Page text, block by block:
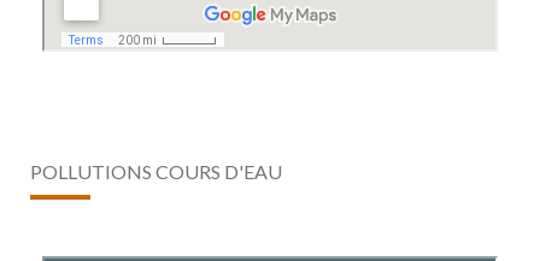
POLLUTIONS COURS D'EAU